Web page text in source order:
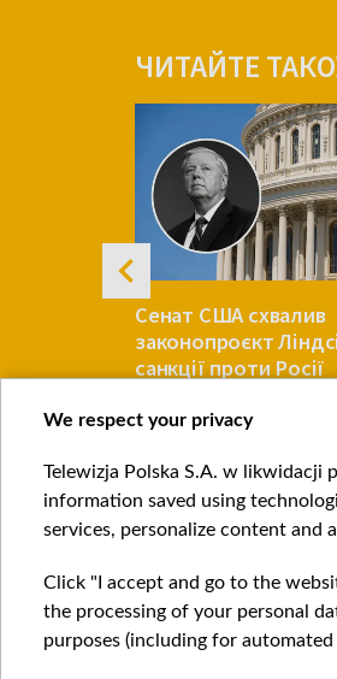
ЧИТАЙТЕ
Сенат США схвалив
законопроєкт
санкції проти Росії
СВІТ
Item
1
of
We respect your privacy
Telewizja Polska S.A. w likwidacji
information saved using
services, personalize content and
Click "I accept and go to the
the processing of your personal
purposes (including for